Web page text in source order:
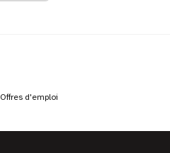
Offres d'emploi